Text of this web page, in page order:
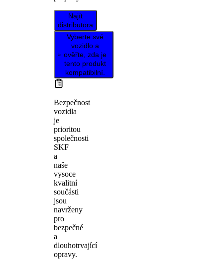
Najít
distributora
Vyberte své
vozidlo a
ověřte, zda je
tento produkt
kompatibilní.
Bezpečnost
vozidla
je
prioritou
společnosti
SKF
a
naše
vysoce
kvalitní
součásti
jsou
navrženy
pro
bezpečné
a
dlouhotrvající
opravy.